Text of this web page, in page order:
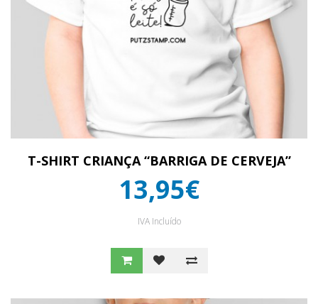
T-SHIRT CRIANÇA “BARRIGA DE CERVEJA”
13,95€
IVA Incluído